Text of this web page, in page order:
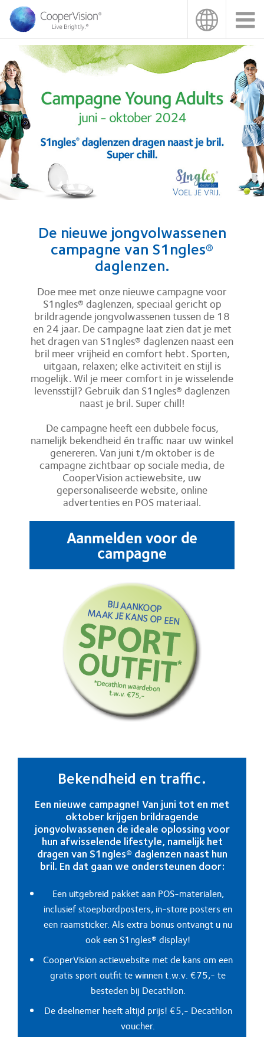
Overslaan
naar
de
gaan
De nieuwe jongvolwassenen
campagne van S1ngles®
daglenzen.
Doe mee met onze nieuwe campagne voor
S1ngles® daglenzen, speciaal gericht op
brildragende jongvolwassenen tussen de 18
en 24 jaar. De campagne laat zien dat je met
het dragen van S1ngles® daglenzen naast een
bril meer vrijheid en comfort hebt. Sporten,
uitgaan, relaxen; elke activiteit en stijl is
mogelijk. Wil je meer comfort in je wisselende
levensstijl? Gebruik dan S1ngles® daglenzen
naast je bril. Super chill!
De campagne heeft een dubbele focus,
namelijk bekendheid én traffic naar uw winkel
genereren. Van juni t/m oktober is de
campagne zichtbaar op sociale media, de
CooperVision actiewebsite, uw
gepersonaliseerde website, online
advertenties en POS materiaal.
Aanmelden voor de
campagne
Bekendheid en traffic.
Een nieuwe campagne! Van juni tot en met
oktober krijgen brildragende
jongvolwassenen de ideale oplossing voor
hun afwisselende lifestyle, namelijk het
dragen van S1ngles® daglenzen naast hun
bril. En dat gaan we ondersteunen door:
Een uitgebreid pakket aan POS-materialen,
inclusief stoepbordposters, in-store posters en
een raamsticker. Als extra bonus ontvangt u nu
ook een S1ngles® display!
CooperVision actiewebsite met de kans om een
gratis sport outfit te winnen t.w.v. €75,- te
besteden bij Decathlon.
De deelnemer heeft altijd prijs! €5,- Decathlon
voucher.